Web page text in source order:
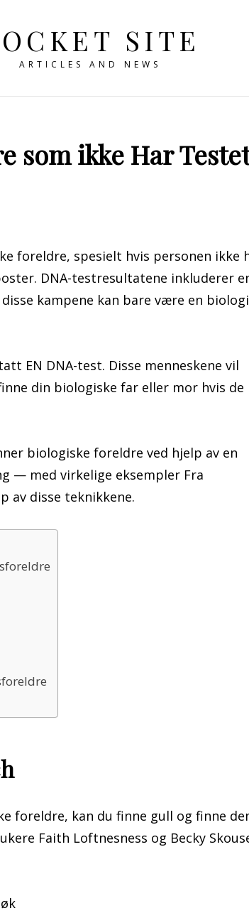
SITE
ARTICLES AND NEWS
som ikke Har
foreldre, spesielt hvis personen ikke
DNA-testresultatene inkluderer
kampene kan bare være en
EN DNA-test. Disse menneskene vil
din biologiske far eller mor hvis de
biologiske foreldre ved hjelp av en
— med virkelige eksempler Fra
av disse teknikkene.
foreldre, kan du finne gull og finne
Faith Loftnesness og Becky